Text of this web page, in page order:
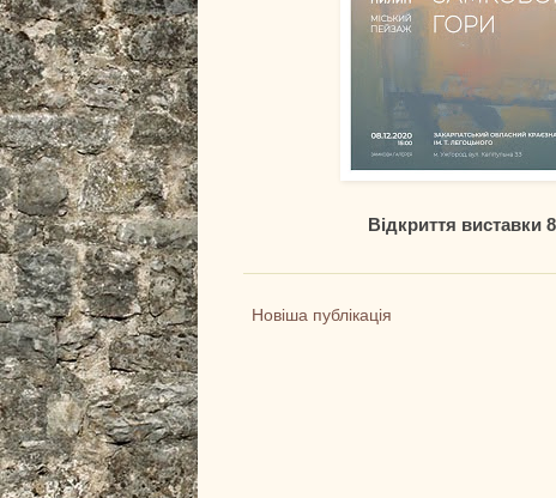
Відкриття виставки
Новіша публікація